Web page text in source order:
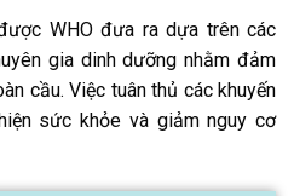
WHO đưa ra dựa trên các
gia dinh dưỡng nhằm đảm
cầu. Việc tuân thủ các khuyến
sức khỏe và giảm nguy cơ